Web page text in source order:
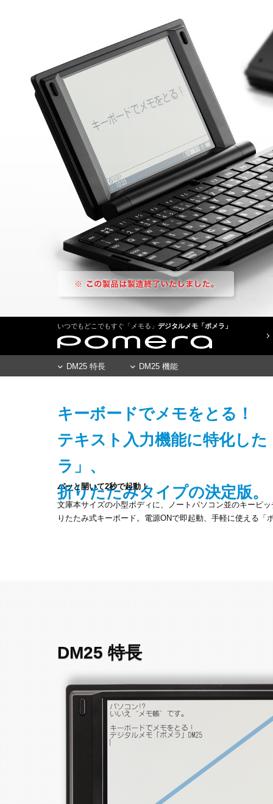
いつでもどこでもすぐ「メモる」 デジタルメモ「ポメラ」
DM25 特長 DM25 機能
キーボードでメモをとる！
テキスト入力機能に特化した
ラ」、
折りたたみタイプの決定版。
パッと開いて2秒で起動！
文庫本サイズの小型ボディに、ノートパソコン並のキーピ
りたたみ式キーボード。電源ONで即起動、手軽に使える「
DM25 特長